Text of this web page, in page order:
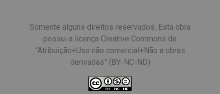
Somente alguns direitos reservados. Esta obra
possui a licença Creative Commons de
“Atribuição+Uso não comercial+Não a obras
derivadas” (BY-NC-ND)